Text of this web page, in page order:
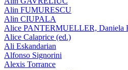
Alin FUMURESCU
Alin CIUPALA
Alice PANTERMUELLER, Daniela
Alice Calaprice (ed.)
Ali Eskandarian
Alfonso Signorini
Alexis Torrance